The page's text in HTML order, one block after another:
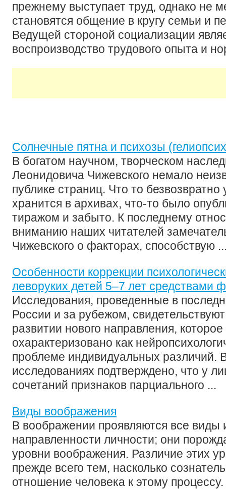
прежнему выступает труд, однако не
становятся общение в кругу семьи и
Ведущей стороной социализации
воспроизводство трудового опыта и
Солнечные пятна и психозы
В богатом научном, творческом
Леонидовича Чижевского немало
публике страниц. Что то безвозвратно
хранится в архивах, что-то было
тиражом и забыто. К последнему
вниманию наших читателей
Чижевского о факторах, способствую
Особенности коррекции
леворуких детей 5–7 лет средствами
Исследования, проведенные в
России и за рубежом,
развитии нового направления,
охарактеризовано как
проблеме индивидуальных различий.
исследованиях подтверждено, что у
сочетаний признаков парциального ...
Виды воображения
В воображении проявляются все виды
направленности личности; они
уровни воображения. Различие этих
прежде всего тем, насколько
отношение человека к этому